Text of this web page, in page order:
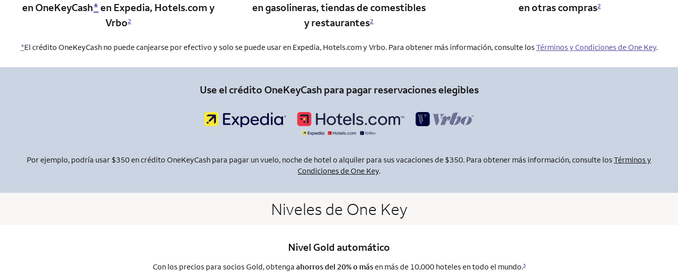
en OneKeyCash* en Expedia, Hotels.com y
Vrbo2
en gasolineras, tiendas de comestibles
y restaurantes2
en otras compras2
*El crédito OneKeyCash no puede canjearse por efectivo y solo se puede usar en Expedia, Hotels.com y Vrbo. Para obtener más información, consulte losTérminos y Condiciones de One Key.
Use el crédito OneKeyCash para pagar reservaciones elegibles
Por ejemplo, podría usar $350 en crédito OneKeyCash para pagar un vuelo, noche de hotel o alquiler para sus vacaciones de $350. Para obtener más información, consulte losTérminos y
Condiciones de One Key.
Niveles de One Key
Nivel Gold automático
Con los precios para socios Gold, obtenga ahorros del 20% o másen más de 10,000 hoteles en todo el mundo.3